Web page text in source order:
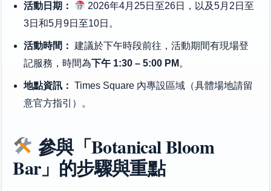
活動日期：
2026年4月25日至26日，以及5月2日至
3日和5月9日至10日。
活動時間： 建議於下午時段前往，活動期間有現場登
記服務，時間為下午 1:30 – 5:00 PM 。
地點資訊： Times Square 內專設區域（具體場地請留
意官方指引）。
參與「Botanical Bloom
Bar」的步驟與重點